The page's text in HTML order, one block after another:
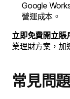
Google
營運成本。
立即免費開立賬
業理財方案，加
常見問題